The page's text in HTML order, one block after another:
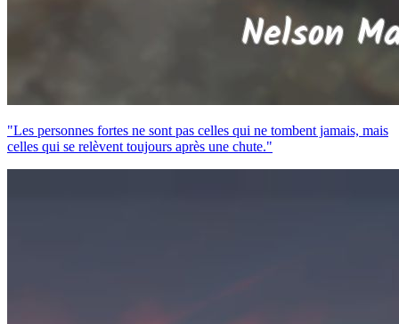
"Les personnes fortes ne sont pas celles qui ne tombent jamais, mais
celles qui se relèvent toujours après une chute."